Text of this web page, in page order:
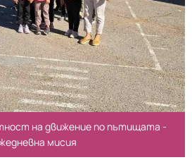
на движение по пътищата -
мисия